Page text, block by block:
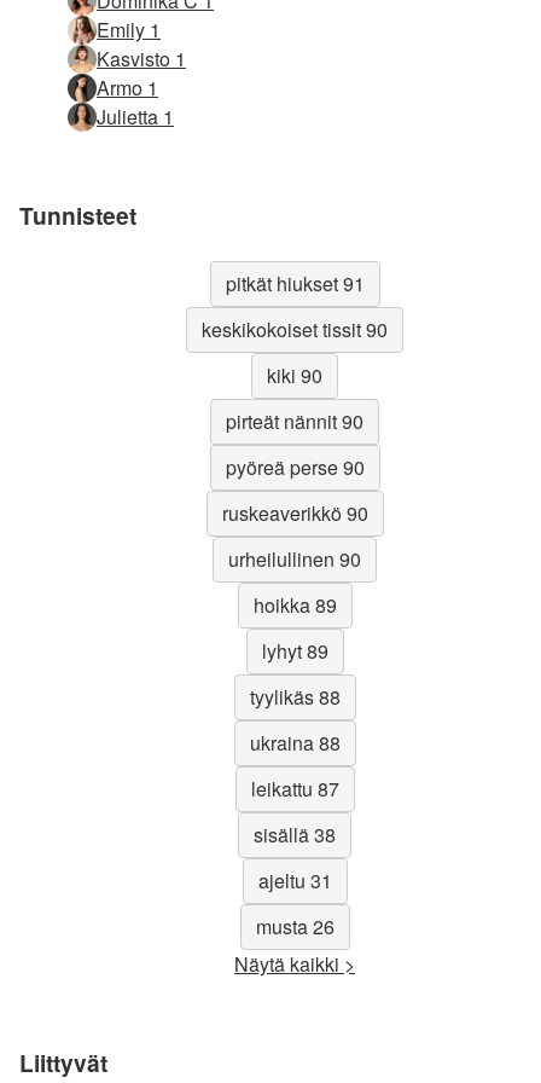
Emily 1
Kasvisto 1
Armo 1
Julietta 1
Tunnisteet
pitkät hiukset 91
keskikokoiset tissit 90
kiki 90
pirteät nännit 90
pyöreä perse 90
ruskeaverikkö 90
urheilullinen 90
hoikka 89
lyhyt 89
tyylikäs 88
ukraina 88
leikattu 87
sisällä 38
ajeltu 31
musta 26
Näytä kaikki >
Liittyvät